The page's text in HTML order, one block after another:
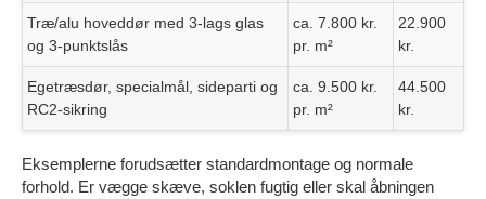
Træ/alu hoveddør med 3-lags glas
og 3-punktslås
ca. 7.800 kr.
pr. m²
22.900
kr.
Egetræsdør, specialmål, sideparti og
RC2-sikring
ca. 9.500 kr.
pr. m²
44.500
kr.
Eksemplerne forudsætter standardmontage og normale
forhold. Er vægge skæve, soklen fugtig eller skal åbningen